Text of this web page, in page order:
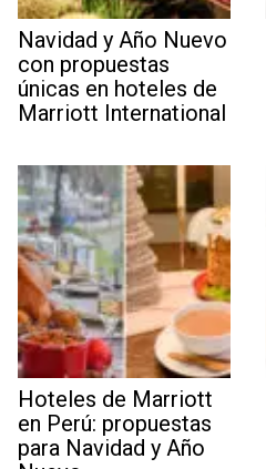
Navidad y Año Nuevo
con propuestas
únicas en hoteles de
Marriott International
Hoteles de Marriott
en Perú: propuestas
para Navidad y Año